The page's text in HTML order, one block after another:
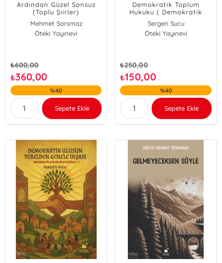
Ardından Güzel Sonsuz
(Toplu Şiirler)
Mehmet Sarsmaz
Öteki Yayınevi
₺600,00
₺360,00
%40
Sepete Ekle
Demokratik Toplum
Hukuku ( Demokratik
Uygarlığın Doğumu-2-)
Sergen Sucu
Öteki Yayınevi
₺250,00
₺150,00
%40
Sepete Ekle